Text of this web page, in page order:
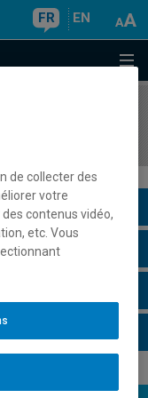
FR EN
de collecter des
votre
contenus vidéo,
etc. Vous